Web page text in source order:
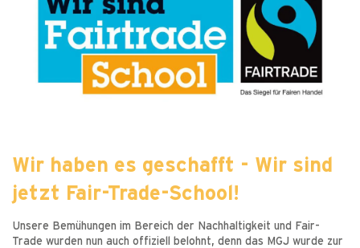
Wir haben es geschafft - Wir sind
jetzt Fair-Trade-School!
Unsere Bemühungen im Bereich der Nachhaltigkeit und Fair-
Trade wurden nun auch offiziell belohnt, denn das MGJ wurde zur